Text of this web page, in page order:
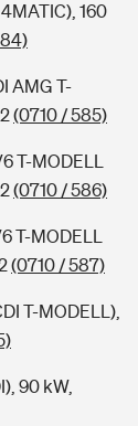
160
AMG T-
(0710 / 585)
T-MODELL
(0710 / 586)
T-MODELL
(0710 / 587)
T-MODELL),
90 kW,